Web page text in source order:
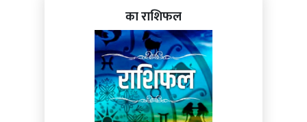
का राशिफल